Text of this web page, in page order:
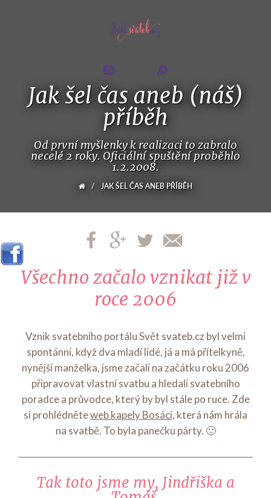
Jak šel čas aneb (náš)
příběh
Od první myšlenky k realizaci to zabralo
necelé 2 roky. Oficiální spuštění proběhlo
1.2.2008.
/ JAK ŠEL ČAS ANEB PŘÍBĚH
Všechno začalo vznikat již v
roce 2006
Vznik svatebního portálu Svět svateb.cz byl velmi
spontánní, když dva mladí lidé, já a má přítelkyně,
nynější manželka, jsme začali na začátku roku 2006
připravovat vlastní svatbu a hledali svatebního
poradce a průvodce, který by byl stále po ruce. Zde
si prohlédněteweb kapely Bosáci, která nám hrála
na svatbě. To byla panečku párty. 🙂
Tak toto jsme my, Jindřiška a